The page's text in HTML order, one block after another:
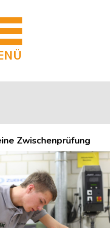
Zwischenprüfung